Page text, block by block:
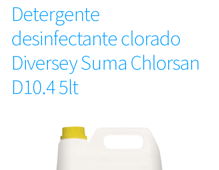
Área de cliente
Detergente
desinfectante clorado
Diversey Suma Chlorsan
D10.4 5lt